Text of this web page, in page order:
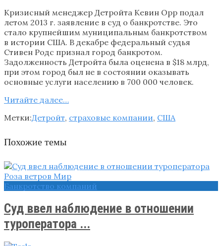
Кризисный менеджер Детройта Кевин Орр подал
летом 2013 г. заявление в суд о банкротстве. Это
стало крупнейшим муниципальным банкротством
в истории США. В декабре федеральный судья
Стивен Родс признал город банкротом.
Задолженность Детройта была оценена в $18 млрд,
при этом город был не в состоянии оказывать
основные услуги населению в 700 000 человек.
Читайте далee…
Метки:Детройт, страховые компании, США
Похожие темы
Банкротство компаний
Суд ввел наблюдение в отношении
туроператора ...